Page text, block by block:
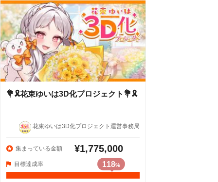
💐🎗花束ゆいは3D化プロジェクト💐🎗
花束ゆいは3D化プロジェクト運営事務局
集まっている金額 ¥1,775,000
目標達成率 118%